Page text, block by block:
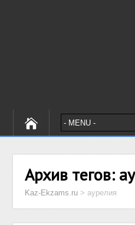
Архив тегов:
Kaz-Ekzams.ru >аурелия